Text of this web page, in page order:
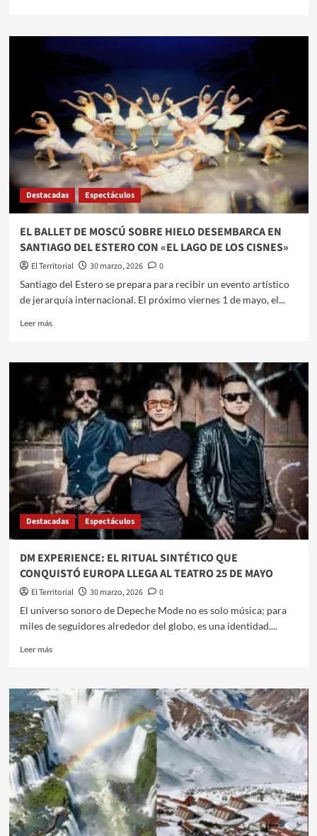
SANTIAGO
PREPARA
PARA
EL
6°
GRAN
ENCUENTRO
“LA
TIERRA
BAILA
Destacadas Espectáculos
EL BALLET DE MOSCÚ SOBRE HIELO DESEMBARCA EN
SANTIAGO DEL ESTERO CON «EL LAGO DE LOS CISNES»
El Territorial 30 marzo, 2026
0
​​Santiago del Estero se prepara para recibir un evento artístico
de jerarquía internacional. El próximo viernes 1 de mayo, el...
Leer másLeer
EL
BALLET
MOSCÚ
SOBRE
HIELO
DESEMBARCA
EN
SANTIAGO
DEL
ESTERO
CON
«EL
LAGO
LOS
CISNES»
Destacadas Espectáculos
DM EXPERIENCE: EL RITUAL SINTÉTICO QUE
CONQUISTÓ EUROPA LLEGA AL TEATRO 25 DE MAYO
El Territorial 30 marzo, 2026
0
​​El universo sonoro de Depeche Mode no es solo música; para
miles de seguidores alrededor del globo, es una identidad....
Leer másLeer
DM
EXPERIENCE:
EL
RITUAL
SINTÉTICO
QUE
CONQUISTÓ
EUROPA
LLEGA
AL
TEATRO